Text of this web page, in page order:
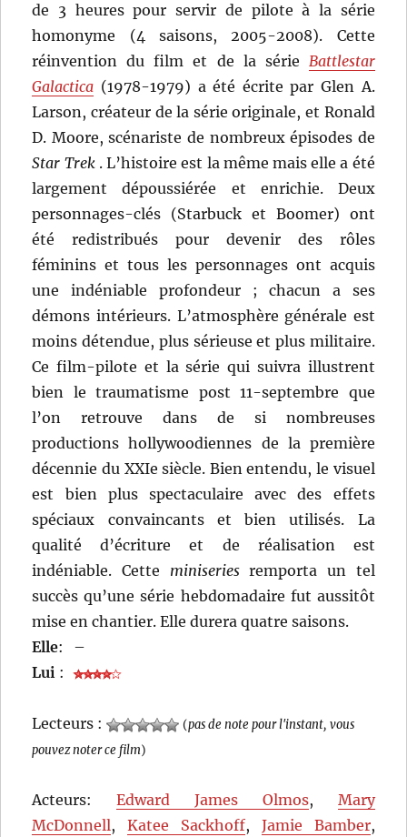
de 3 heures pour servir de pilote à la série
homonyme (4 saisons, 2005-2008). Cette
réinvention du film et de la série Battlestar
Galactica (1978-1979) a été écrite par Glen A.
Larson, créateur de la série originale, et Ronald
D. Moore, scénariste de nombreux épisodes de
Star Trek. L’histoire est la même mais elle a été
largement dépoussiérée et enrichie. Deux
personnages-clés (Starbuck et Boomer) ont
été redistribués pour devenir des rôles
féminins et tous les personnages ont acquis
une indéniable profondeur ; chacun a ses
démons intérieurs. L’atmosphère générale est
moins détendue, plus sérieuse et plus militaire.
Ce film-pilote et la série qui suivra illustrent
bien le traumatisme post 11-septembre que
l’on retrouve dans de si nombreuses
productions hollywoodiennes de la première
décennie du XXIe siècle. Bien entendu, le visuel
est bien plus spectaculaire avec des effets
spéciaux convaincants et bien utilisés. La
qualité d’écriture et de réalisation est
indéniable. Cette miniseriesremporta un tel
succès qu’une série hebdomadaire fut aussitôt
mise en chantier. Elle durera quatre saisons.
Elle:
–
Lui :
Lecteurs : (pas de note pour l'instant, vous
pouvez noter ce film)
Acteurs:Edward James Olmos, Mary
McDonnell,Katee Sackhoff, Jamie Bamber,